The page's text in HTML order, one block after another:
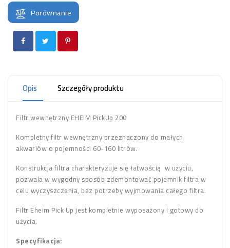
Porównanie
Opis Szczegóły produktu
Filtr wewnętrzny EHEIM PickUp 200
Kompletny filtr wewnętrzny przeznaczony do małych
akwariów o pojemności 60-160 litrów.
Konstrukcja filtra charakteryzuje się łatwością w użyciu,
pozwala w wygodny sposób zdemontować pojemnik filtra w
celu wyczyszczenia, bez potrzeby wyjmowania całego filtra.
Filtr Eheim Pick Up jest kompletnie wyposażony i gotowy do
użycia.
Specyfikacja: